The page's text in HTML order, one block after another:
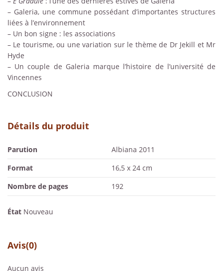
– Galeria, une commune possédant d’importantes structures
liées à l’environnement
– Un bon signe : les associations
– Le tourisme, ou une variation sur le thème de Dr Jekill et Mr
Hyde
– Un couple de Galeria marque l’histoire de l’université de
Vincennes
CONCLUSION
Détails du produit
Parution
Albiana 2011
Format
16,5 x 24 cm
Nombre de pages
192
État Nouveau
Avis(0)
Aucun avis